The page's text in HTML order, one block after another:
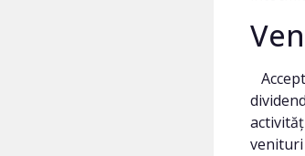
venituri